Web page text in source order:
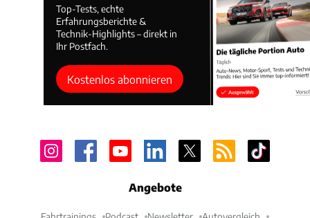
Top-Tests, echte
Erfahrungsberichte &
Technik-Highlights – direkt in
Ihr Postfach.
Kostenlos abonnieren
Angebote